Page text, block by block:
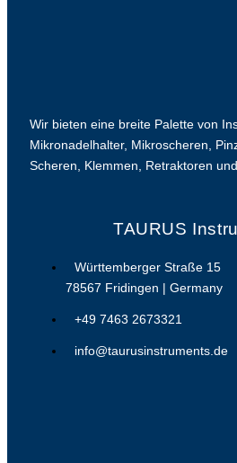
Wir bieten eine breite Palette von
Mikronadelhalter, Mikroscheren,
Scheren, Klemmen, Retraktoren
TAURUS
Württemberger Straße 15
78567 Fridingen | Germany
+49 7463 2673321
info@taurusinstruments.de